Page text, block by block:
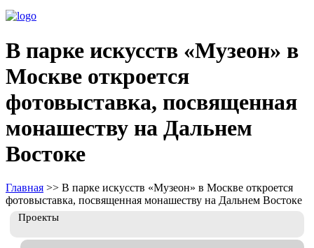
В парке искусств «Музеон» в
Москве откроется
фотовыставка, посвященная
монашеству на Дальнем
Востоке
Главная >> В парке искусств «Музеон» в Москве откроется
фотовыставка, посвященная монашеству на Дальнем Востоке
Проекты